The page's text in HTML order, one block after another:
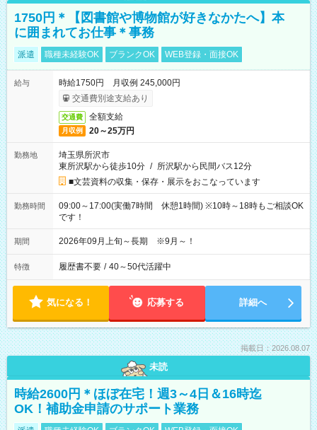
1750円＊【図書館や博物館が好きなかたへ】本
に囲まれてお仕事＊事務
派遣 職種未経験OK ブランクOK WEB登録・面接OK
給与
時給1750円 月収例 245,000円
交通費別途支給あり
交通費 全額支給
月収例 20～25万円
勤務地
埼玉県所沢市
東所沢駅から徒歩10分 / 所沢駅から民間バス12分
■文芸資料の収集・保存・展示をおこなっています
勤務時間
09:00～17:00(実働7時間 休憩1時間) ※10時～18時もご相談OK
です！
期間 2026年09月上旬～長期 ※9月～！
特徴 履歴書不要 / 40～50代活躍中
気になる！ 応募する 詳細へ
掲載日：2026.08.07
未読
時給2600円＊ほぼ在宅！週3～4日＆16時迄
OK！補助金申請のサポート業務